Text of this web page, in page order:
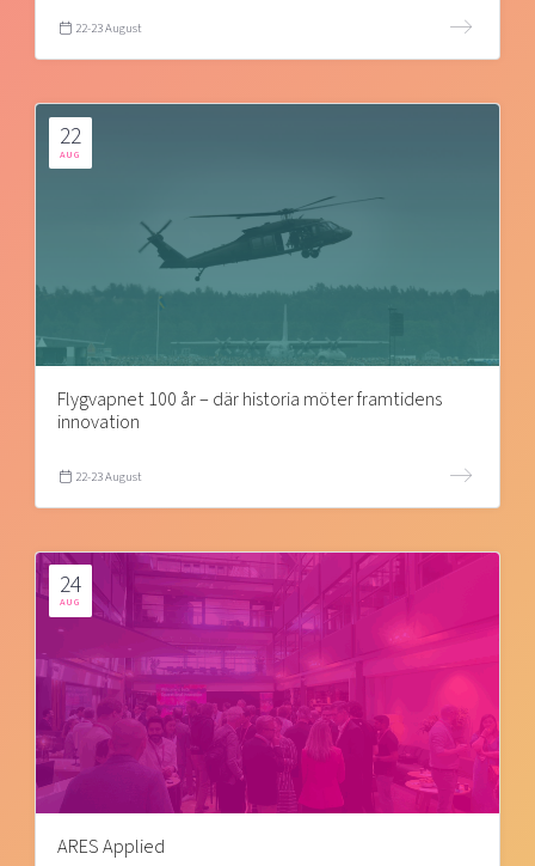
22-23 August
22
AUG
Flygvapnet 100 år – där historia möter framtidens
innovation
22-23 August
24
AUG
ARES Applied